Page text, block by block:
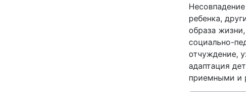
ребенка,
образа
социально-
отчуждение,
адаптация
приемными и